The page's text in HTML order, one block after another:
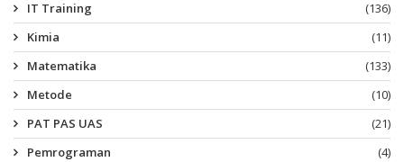
IT Training
(136)
Kimia
(11)
Matematika
(133)
Metode
(10)
PAT PAS UAS
(21)
Pemrograman
(4)